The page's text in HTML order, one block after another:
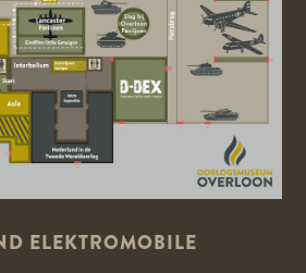
ELEKTROMOBILE